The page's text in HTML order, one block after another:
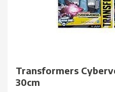
Transformers
30cm